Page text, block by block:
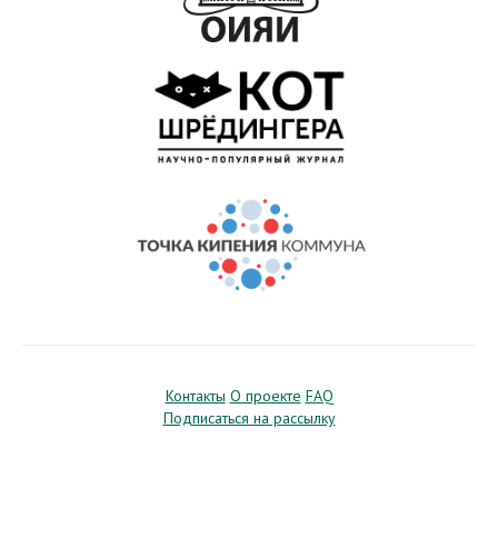
Контакты О проекте FAQ
Подписаться на рассылку